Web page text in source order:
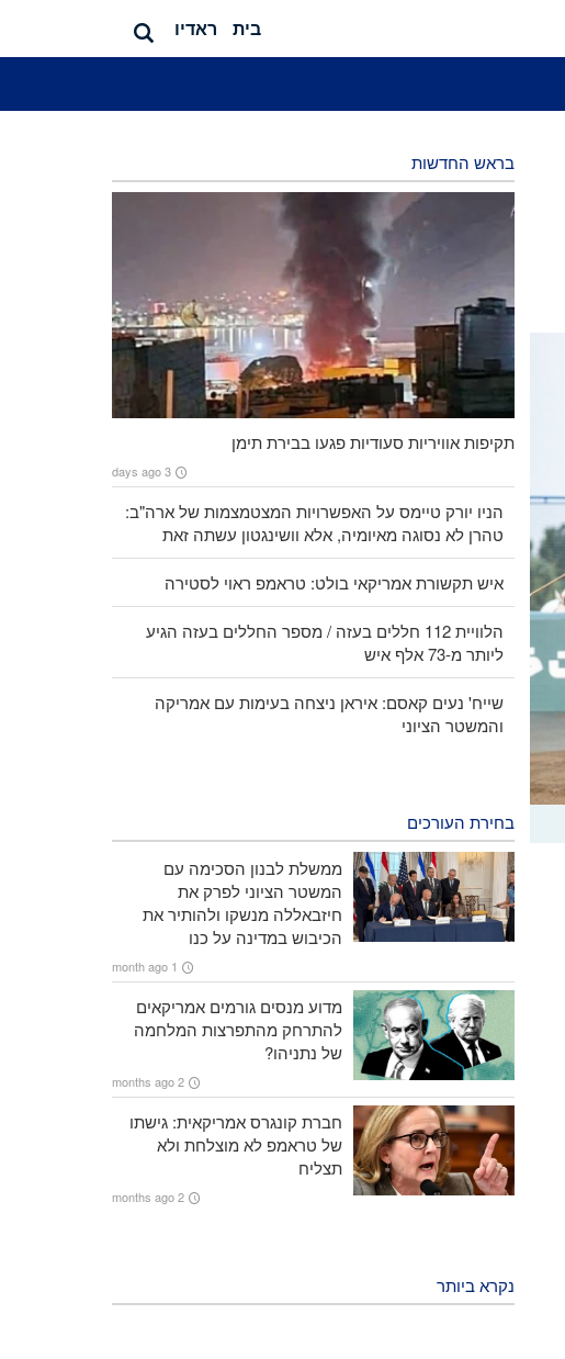
בית ראדיו
בראש החדשות
תקיפות אוויריות סעודיות פגעו בבירת תימן
3 days ago
הניו יורק טיימס על האפשרויות המצטמצמות של ארה"ב:
טהרן לא נסוגה מאיומיה, אלא וושינגטון עשתה זאת
איש תקשורת אמריקאי בולט: טראמפ ראוי לסטירה
הלוויית 112 חללים בעזה / מספר החללים בעזה הגיע
ליותר מ-73 אלף איש
שייח' נעים קאסם: איראן ניצחה בעימות עם אמריקה
והמשטר הציוני
בחירת העורכים
ממשלת לבנון הסכימה עם
המשטר הציוני לפרק את
חיזבאללה מנשקו ולהותיר את
הכיבוש במדינה על כנו
1 month ago
מדוע מנסים גורמים אמריקאים
להתרחק מהתפרצות המלחמה
של נתניהו?
2 months ago
חברת קונגרס אמריקאית: גישתו
של טראמפ לא מוצלחת ולא
תצליח
2 months ago
נקרא ביותר